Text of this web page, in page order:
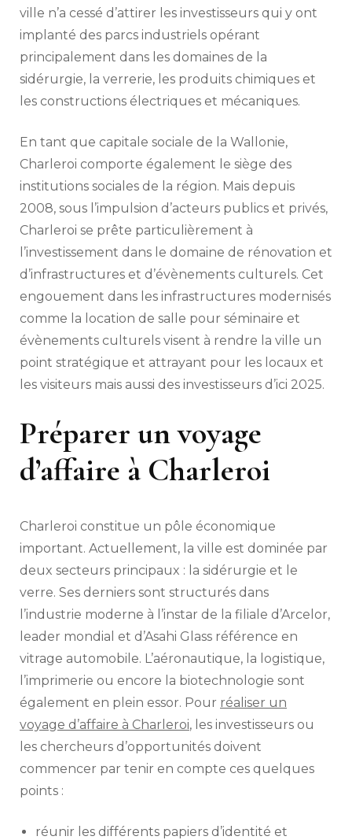
ville n’a cessé d’attirer les investisseurs qui y ont
implanté des parcs industriels opérant
principalement dans les domaines de la
sidérurgie, la verrerie, les produits chimiques et
les constructions électriques et mécaniques.
En tant que capitale sociale de la Wallonie,
Charleroi comporte également le siège des
institutions sociales de la région. Mais depuis
2008, sous l’impulsion d’acteurs publics et privés,
Charleroi se prête particulièrement à
l’investissement dans le domaine de rénovation et
d’infrastructures et d’évènements culturels. Cet
engouement dans les infrastructures modernisés
comme la location de salle pour séminaire et
évènements culturels visent à rendre la ville un
point stratégique et attrayant pour les locaux et
les visiteurs mais aussi des investisseurs d’ici 2025.
Préparer un voyage
d’affaire à Charleroi
Charleroi constitue un pôle économique
important. Actuellement, la ville est dominée par
deux secteurs principaux : la sidérurgie et le
verre. Ses derniers sont structurés dans
l’industrie moderne à l’instar de la filiale d’Arcelor,
leader mondial et d’Asahi Glass référence en
vitrage automobile. L’aéronautique, la logistique,
l’imprimerie ou encore la biotechnologie sont
également en plein essor. Pour réaliser un
voyage d’affaire à Charleroi, les investisseurs ou
les chercheurs d’opportunités doivent
commencer par tenir en compte ces quelques
points :
réunir les différents papiers d’identité et